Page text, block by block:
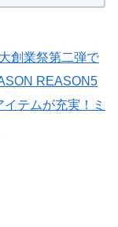
創業祭第二弾で
REASON5
テムが充実！ミ